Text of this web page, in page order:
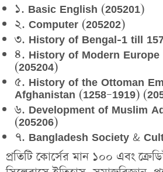
১. Basic English (205201)
২. Computer (205202)
৩. History of Bengal-1 till
৪. History of Modern Europe
(205204)
৫. History of the Ottoman
Afghanistan (1258–1919)
৬. Development of Muslim
(205206)
৭. Bangladesh Society &
প্রতিটি কোর্সের মান ১০০ এবং